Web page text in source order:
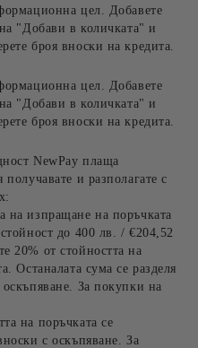
цел. Добавете
"Добави в количката" и
броя вноски на кредита.
цел. Добавете
"Добави в количката" и
броя вноски на кредита.
NewPay плаща
и разполагате с
изпращане на поръчката
до 400 лв. / €204,52
20% от стойността на
Останалата сума се разделя
За покупки на
на поръчката се
с оскъпяване. За